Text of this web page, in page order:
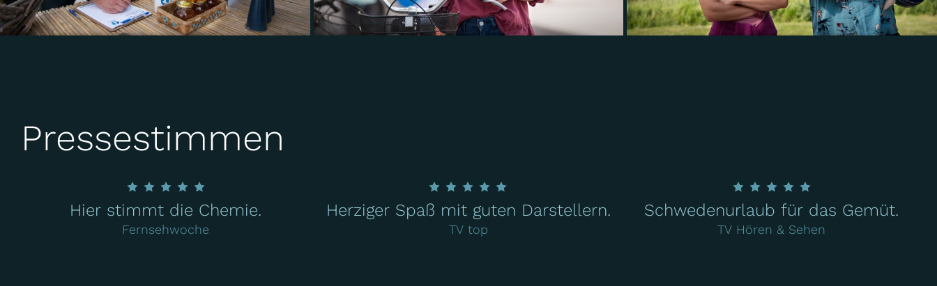
Pressestimmen
Hier stimmt die Chemie.
Fernsehwoche
Herziger Spaß mit guten Darstellern.
TV top
Schwedenurlaub für das Gemüt.
TV Hören & Sehen